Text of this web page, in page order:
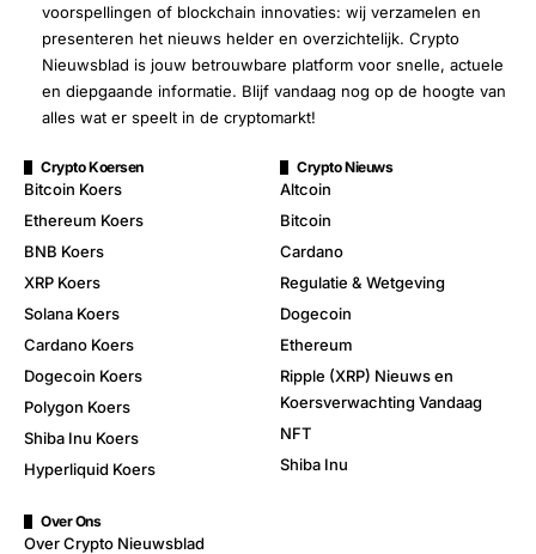
voorspellingen of blockchain innovaties: wij verzamelen en
presenteren het nieuws helder en overzichtelijk. Crypto
Nieuwsblad is jouw betrouwbare platform voor snelle, actuele
en diepgaande informatie. Blijf vandaag nog op de hoogte van
alles wat er speelt in de cryptomarkt!
Crypto Koersen
Bitcoin Koers
Ethereum Koers
BNB Koers
XRP Koers
Solana Koers
Cardano Koers
Dogecoin Koers
Polygon Koers
Shiba Inu Koers
Hyperliquid Koers
Crypto Nieuws
Altcoin
Bitcoin
Cardano
Regulatie & Wetgeving
Dogecoin
Ethereum
Ripple (XRP) Nieuws en
Koersverwachting Vandaag
NFT
Shiba Inu
Over Ons
Over Crypto Nieuwsblad